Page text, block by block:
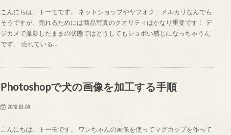
こんにちは、トーモです。 ネットショップやヤフオク・メルカリなんでも
そうですが、売れるためには商品写真のクオリティはかなり重要です！ デ
ジカメで撮影したままの状態ではどうしてもショボい感じになっちゃうん
です。 売れている…
Photoshopで犬の画像を加工する手順
2018.03.09
こんにちは、トーモです。 ワンちゃんの画像を使ってマグカップを作って